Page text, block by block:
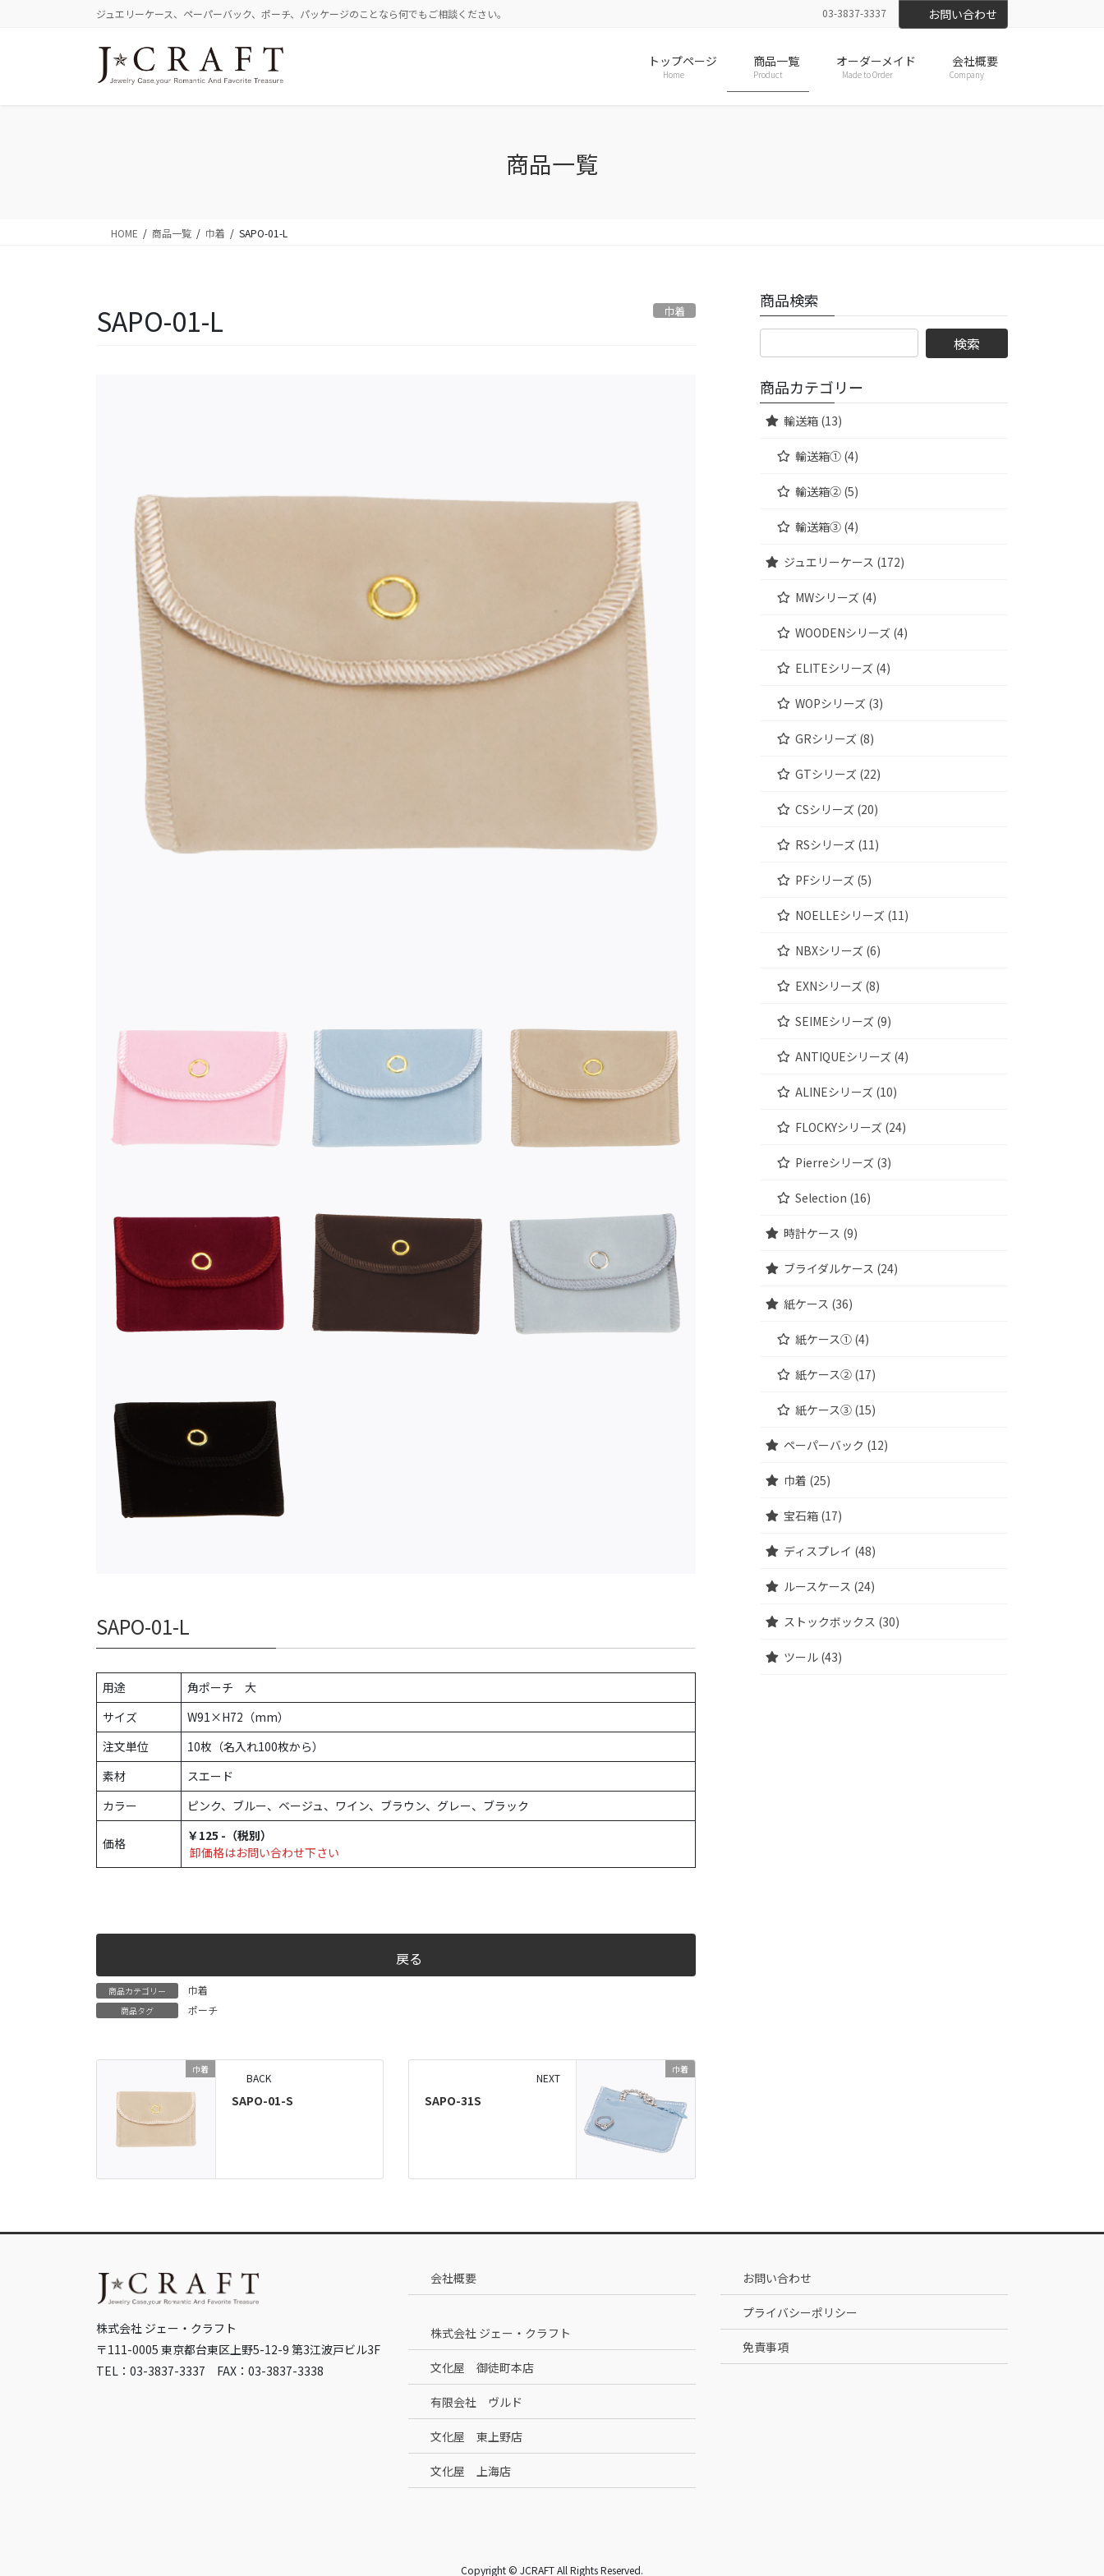
ジュエリーケース、ペーパーバック、ポーチ、パッケージのことなら何でもご相談ください。 03-3837-3337 お問い合わせ
トップページ
Home
商品一覧
Product
オーダーメイド
Made to Order
会社概要
Company
商品一覧
HOME 商品一覧 巾着 SAPO-01-L
巾着
SAPO-01-L
SAPO-01-L
用途
角ポーチ 大
サイズ
W91×H72（mm）
注文単位
10枚（名入れ100枚から）
素材
スエード
カラー
ピンク、ブルー、ベージュ、ワイン、ブラウン、グレー、ブラック
価格
￥125 -（税別）
卸価格はお問い合わせ下さい
戻る
商品カテゴリー 巾着
商品タグ ポーチ
巾着
BACK
SAPO-01-S
巾着
NEXT
SAPO-31S
商品検索
商品カテゴリー
輸送箱 (13)
輸送箱① (4)
輸送箱② (5)
輸送箱③ (4)
ジュエリーケース (172)
MWシリーズ (4)
WOODENシリーズ (4)
ELITEシリーズ (4)
WOPシリーズ (3)
GRシリーズ (8)
GTシリーズ (22)
CSシリーズ (20)
RSシリーズ (11)
PFシリーズ (5)
NOELLEシリーズ (11)
NBXシリーズ (6)
EXNシリーズ (8)
SEIMEシリーズ (9)
ANTIQUEシリーズ (4)
ALINEシリーズ (10)
FLOCKYシリーズ (24)
Pierreシリーズ (3)
Selection (16)
時計ケース (9)
ブライダルケース (24)
紙ケース (36)
紙ケース① (4)
紙ケース② (17)
紙ケース③ (15)
ペーパーバック (12)
巾着 (25)
宝石箱 (17)
ディスプレイ (48)
ルースケース (24)
ストックボックス (30)
ツール (43)
株式会社 ジェー・クラフト
〒111-0005 東京都台東区上野5-12-9 第3江波戸ビル3F
TEL：03-3837-3337 FAX：03-3837-3338
会社概要
株式会社 ジェー・クラフト
文化屋 御徒町本店
有限会社 ヴルド
文化屋 東上野店
文化屋 上海店
お問い合わせ
プライバシーポリシー
免責事項
Copyright © JCRAFT All Rights Reserved.